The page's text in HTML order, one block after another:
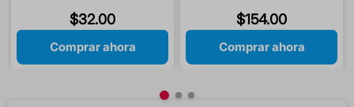
$32.00
Comprar ahora
$154.00
Comprar ahora